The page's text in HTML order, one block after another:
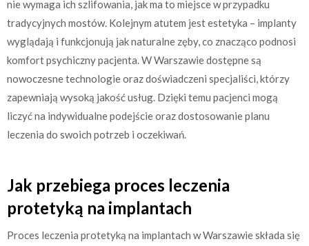
nie wymaga ich szlifowania, jak ma to miejsce w przypadku
tradycyjnych mostów. Kolejnym atutem jest estetyka – implanty
wyglądają i funkcjonują jak naturalne zęby, co znacząco podnosi
komfort psychiczny pacjenta. W Warszawie dostępne są
nowoczesne technologie oraz doświadczeni specjaliści, którzy
zapewniają wysoką jakość usług. Dzięki temu pacjenci mogą
liczyć na indywidualne podejście oraz dostosowanie planu
leczenia do swoich potrzeb i oczekiwań.
Jak przebiega proces leczenia
protetyką na implantach
Proces leczenia protetyką na implantach w Warszawie składa się